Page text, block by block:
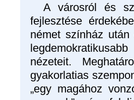
A városról és
fejlesztése
német színház
nézeteit.
gyakorlatias
„egy magához